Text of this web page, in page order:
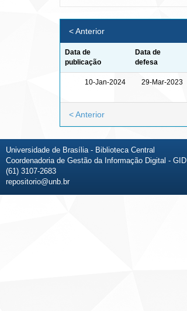
< Anterior
Data de
publicação
Data de
defesa
10-Jan-2024 29-Mar-2023
< Anterior
Universidade de Brasília - Biblioteca Central
Coordenadoria de Gestão da Informação Digital - GID
(61) 3107-2683
repositorio@unb.br